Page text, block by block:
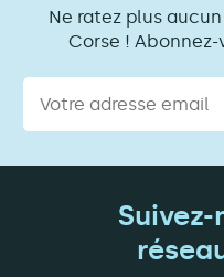
Ne ratez plus
Corse !
Courriel